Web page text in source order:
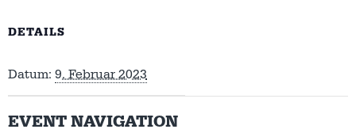
DETAILS
Datum: 9. Februar 2023
EVENT NAVIGATION